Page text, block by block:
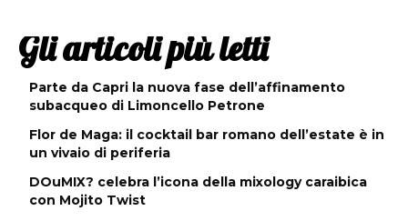
Gli articoli più letti
Parte da Capri la nuova fase dell’affinamento
subacqueo di Limoncello Petrone
Flor de Maga: il cocktail bar romano dell’estate è in
un vivaio di periferia
DOuMIX? celebra l’icona della mixology caraibica
con Mojito Twist